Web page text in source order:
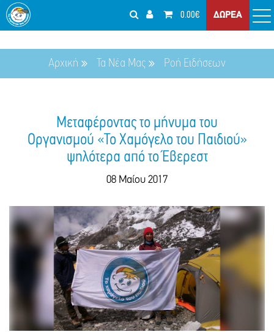
0.00€ ΔΩΡΕΑ
Αρχική Τα Νέα Μας Ροή Ειδήσεων
Μεταφέροντας το μήνυμα του
Οργανισμού «Το Χαμόγελο του Παιδιού»
ψηλότερα από το Έβερεστ
08 Μαίου 2017